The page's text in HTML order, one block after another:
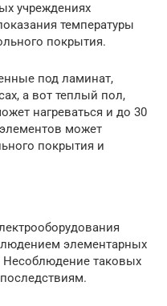
учреждениях
температуры
покрытия.
под ламинат,
а вот теплый пол,
нагреваться и до 30
может
покрытия и
элементарных
Несоблюдение таковых